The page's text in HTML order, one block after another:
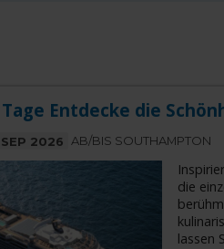
Tage Entdecke die
SEP 2026 AB/BIS SOUTHAMPTON
die
lassen